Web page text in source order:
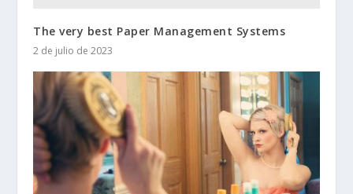
The very best Paper Management Systems
2 de julio de 2023